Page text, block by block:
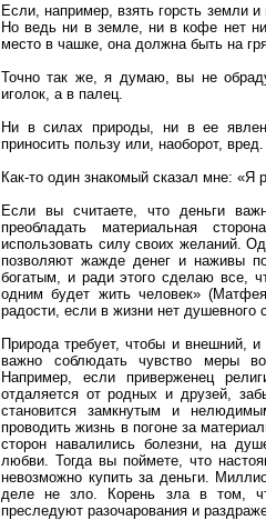
Если, например, взять горсть земли
Но ведь ни в земле, ни в кофе нет
место в чашке, она должна быть на
Точно так же, я думаю, вы не
иголок, а в палец.
Ни в силах природы, ни в ее
приносить пользу или, наоборот, вред.
Как-то один знакомый сказал мне: «Я
Если вы считаете, что деньги
преобладать материальная
использовать силу своих желаний.
позволяют жажде денег и наживы
богатым, и ради этого сделаю все,
одним будет жить человек»
радости, если в жизни нет душевного
Природа требует, чтобы и внешний,
важно соблюдать чувство меры
Например, если приверженец
отдаляется от родных и друзей,
становится замкнутым и
проводить жизнь в погоне за
сторон навалились болезни, на
любви. Тогда вы поймете, что
невозможно купить за деньги.
деле не зло. Корень зла в том,
преследуют разочарования и